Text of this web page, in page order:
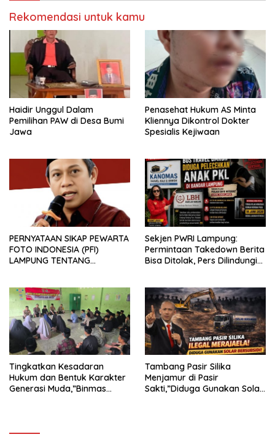
Rekomendasi untuk kamu
Haidir Unggul Dalam
Pemilihan PAW di Desa Bumi
Jawa
Penasehat Hukum AS Minta
Kliennya Dikontrol Dokter
Spesialis Kejiwaan
PERNYATAAN SIKAP PEWARTA
FOTO INDONESIA (PFI)
LAMPUNG TENTANG
TERHADAP JURNALIS DI
PENGADILAN NEGERI
TANJUNG KARANG.
Sekjen PWRI Lampung:
Permintaan Takedown Berita
Bisa Ditolak, Pers Dilindungi
Tingkatkan Kesadaran
Hukum dan Bentuk Karakter
Generasi Muda,”Binmas
Tambang Pasir Silika
Menjamur di Pasir
Sakti,”Diduga Gunakan Solar